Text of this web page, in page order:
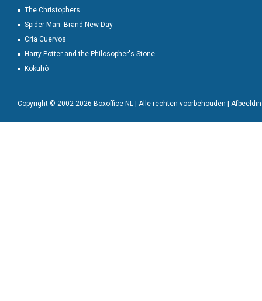
The Christophers
Spider-Man: Brand New Day
Cría Cuervos
Harry Potter and the Philosopher's Stone
Kokuhô
Copyright © 2002-2026 Boxoffice NL | Alle rechten voorbehouden |